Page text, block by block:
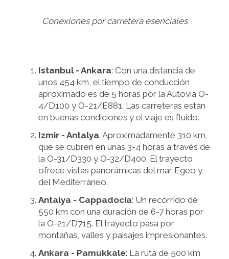
Conexiones por carretera esenciales
Istanbul - Ankara: Con una distancia de
unos 454 km, el tiempo de conducción
aproximado es de 5 horas por la Autovía O-
4/D100 y O-21/E881. Las carreteras están
en buenas condiciones y el viaje es fluido.
Izmir - Antalya: Aproximadamente 310 km,
que se cubren en unas 3-4 horas a través de
la O-31/D330 y O-32/D400. El trayecto
ofrece vistas panorámicas del mar Egeo y
del Mediterráneo.
Antalya - Cappadocia: Un recorrido de
550 km con una duración de 6-7 horas por
la O-21/D715. El trayecto pasa por
montañas, valles y paisajes impresionantes.
Ankara - Pamukkale: La ruta de 500 km